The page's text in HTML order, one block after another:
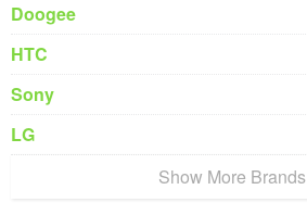
Doogee
HTC
Sony
LG
Show More Brands